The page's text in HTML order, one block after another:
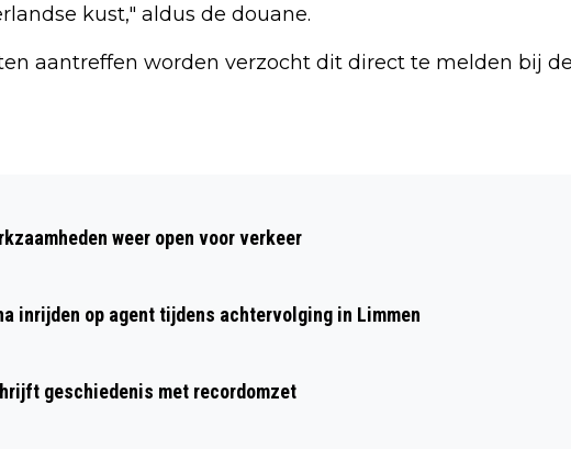
kust," aldus de douane.
aantreffen worden verzocht dit direct te melden bij de
EN
HOFLANDERWEG IN BEVERWIJK
weer open voor verkeer
inrijden op agent tijdens achtervolging in Limmen
geschiedenis met recordomzet